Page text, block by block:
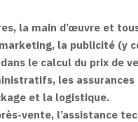
la main d’œuvre et
la publicité (y
le calcul du prix de
les
et la logistique.
vente, l’assistance